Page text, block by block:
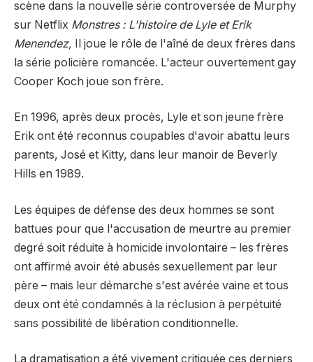
scène dans la nouvelle série controversée de Murphy
sur Netflix Monstres : L'histoire de Lyle et Erik
Menendez, Il joue le rôle de l'aîné de deux frères dans
la série policière romancée. L'acteur ouvertement gay
Cooper Koch joue son frère.
En 1996, après deux procès, Lyle et son jeune frère
Erik ont ​​été reconnus coupables d'avoir abattu leurs
parents, José et Kitty, dans leur manoir de Beverly
Hills en 1989.
Les équipes de défense des deux hommes se sont
battues pour que l'accusation de meurtre au premier
degré soit réduite à homicide involontaire – les frères
ont affirmé avoir été abusés sexuellement par leur
père – mais leur démarche s'est avérée vaine et tous
deux ont été condamnés à la réclusion à perpétuité
sans possibilité de libération conditionnelle.
La dramatisation a été vivement critiquée ces derniers